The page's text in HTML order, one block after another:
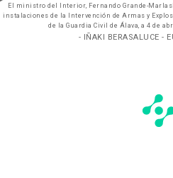
El ministro del Interior, Fernando Grande-
instalaciones de la Intervención de Armas y
de la Guardia Civil de Álava, a 4 de
- IÑAKI BERASALUCE -